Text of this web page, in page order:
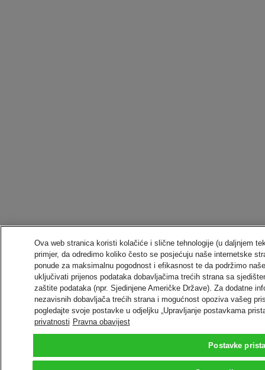
Ova web stranica koristi kolačiće i slične tehnologije (u daljnjem
primjer, da odredimo koliko često se posjećuju naše internetske
ponude za maksimalnu pogodnost i efikasnost te da podržimo
uključivati prijenos podataka dobavljačima trećih strana sa
zaštite podataka (npr. Sjedinjene Američke Države). Za dodatne
nezavisnih dobavljača trećih strana i mogućnost opoziva vašeg
pogledajte svoje postavke u odjeljku „Upravljanje postavkama
privatnosti Pravna obavijest
Postavke